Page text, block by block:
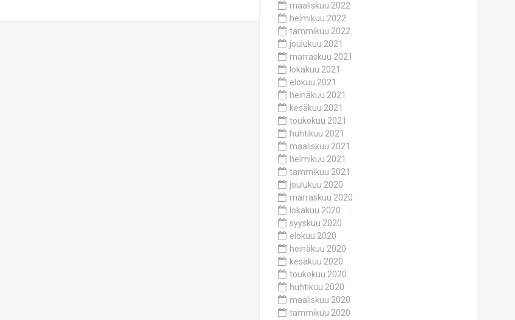
maaliskuu 2022
helmikuu 2022
tammikuu 2022
joulukuu 2021
marraskuu 2021
lokakuu 2021
elokuu 2021
heinäkuu 2021
kesäkuu 2021
toukokuu 2021
huhtikuu 2021
maaliskuu 2021
helmikuu 2021
tammikuu 2021
joulukuu 2020
marraskuu 2020
lokakuu 2020
syyskuu 2020
elokuu 2020
heinäkuu 2020
kesäkuu 2020
toukokuu 2020
huhtikuu 2020
maaliskuu 2020
tammikuu 2020